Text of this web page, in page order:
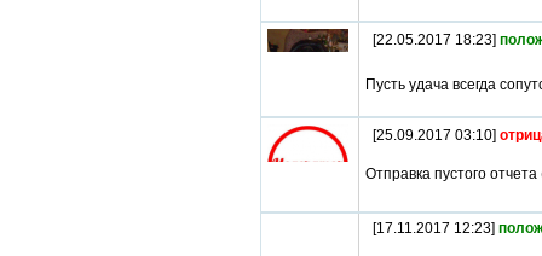
[22.05.2017 18:23]
Пусть удача всегда
[25.09.2017 03:10]
Отправка пустого
[17.11.2017 12:23]